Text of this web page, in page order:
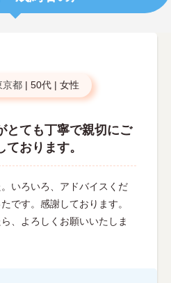
京都 | 50代 | 女性
とても丁寧で親切にご
おります。
いろいろ、アドバイスくだ
です。感謝しております。
、よろしくお願いいたしま